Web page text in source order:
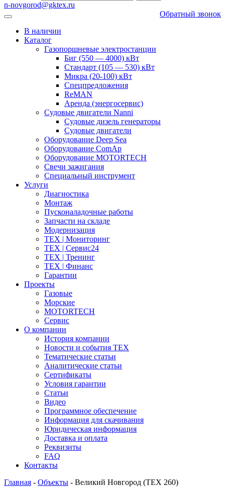
n-novgorod@gktex.ru
Обратный звонок
В наличии
Каталог
Газопоршневые электростанции
Биг (550 — 4000) кВт
Стандарт (105 — 530) кВт
Микра (20-100) кВт
Спецпредложения
ReMAN
Аренда (энергосервис)
Судовые двигатели Nanni
Судовые дизель генераторы
Судовые двигатели
Оборудование Deep Sea
Оборудование ComAp
Оборудование MOTORTECH
Свечи зажигания
Специальный инструмент
Услуги
Диагностика
Монтаж
Пусконаладочные работы
Запчасти на складе
Модернизация
ТЕХ | Мониторинг
ТЕХ | Сервис24
ТЕХ | Тренинг
ТЕХ | Финанс
Гарантии
Проекты
Газовые
Морские
MOTORTECH
Сервис
О компании
История компании
Новости и события ТЕХ
Тематические статьи
Аналитические статьи
Сертификаты
Условия гарантии
Статьи
Видео
Программное обеспечение
Информация для скачивания
Юридическая информация
Доставка и оплата
Реквизиты
FAQ
Контакты
Главная - Объекты - Великий Новгород (ТЕХ 260)